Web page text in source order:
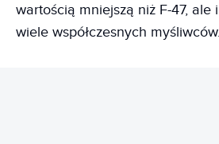
wartością mniejszą niż F-47, ale
wiele współczesnych myśliwców.